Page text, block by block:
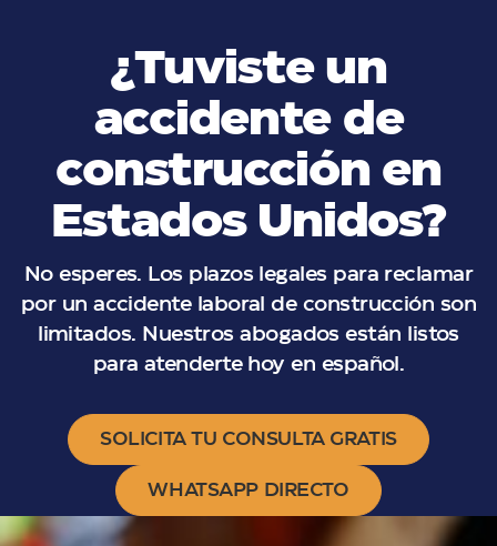
¿Tuviste un
accidente de
construcción en
Estados Unidos?
No esperes. Los plazos legales para reclamar
por un accidente laboral de construcción son
limitados. Nuestros abogados están listos
para atenderte hoy en español.
SOLICITA TU CONSULTA GRATIS
WHATSAPP DIRECTO